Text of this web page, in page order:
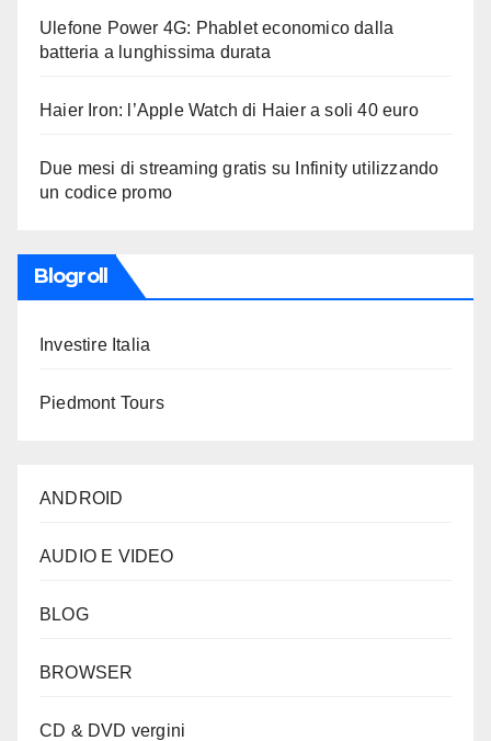
Ulefone Power 4G: Phablet economico dalla
batteria a lunghissima durata
Haier Iron: l’Apple Watch di Haier a soli 40 euro
Due mesi di streaming gratis su Infinity utilizzando
un codice promo
Blogroll
Investire Italia
Piedmont Tours
ANDROID
AUDIO E VIDEO
BLOG
BROWSER
CD & DVD vergini